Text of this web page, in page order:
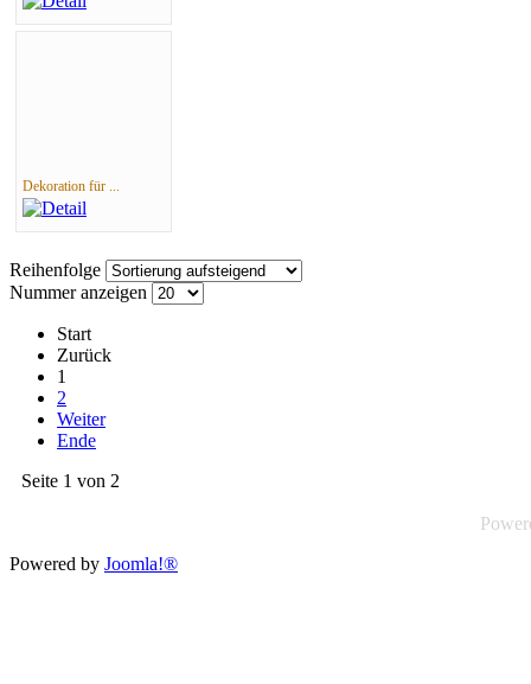
Dekoration für ...
Reihenfolge
Nummer anzeigen
Start
Zurück
1
2
Weiter
Ende
Seite 1 von 2
Powered by Joomla!®